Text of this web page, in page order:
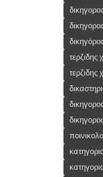
τερζιδης
τερζιδης